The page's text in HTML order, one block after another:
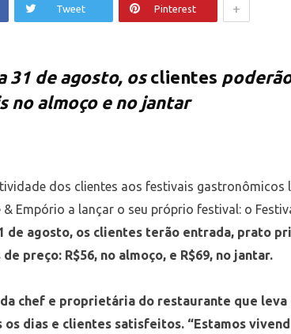
Tweet Pinterest +
31 de agosto, osclientes
no almoço e no jantar
dos clientes aos festivais gastronômicos
& Empório a lançar o seu próprio festival: o
de agosto, os clientes terão entrada, prato
preço: R$56, no almoço, e R$69, no jantar.
chef e proprietária do restaurante que leva
os dias e clientes satisfeitos. “Estamos